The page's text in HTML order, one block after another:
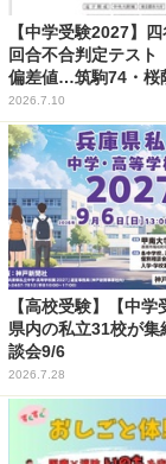
【中学受験2027】
回合不合判定テスト
偏差値…筑駒74・桜
2026.7.10
【高校受験】【中学
県内の私立31校が集
談会9/6
2026.7.28